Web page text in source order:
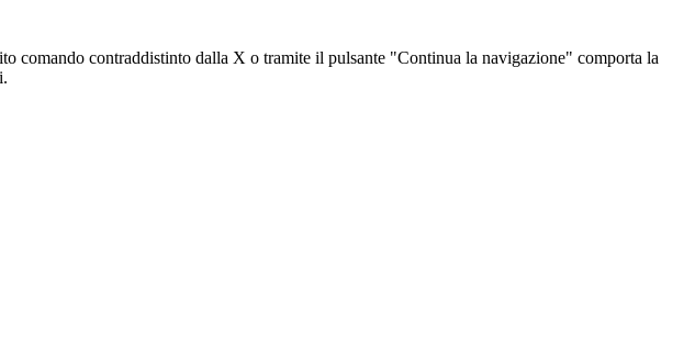
comando contraddistinto dalla X o tramite il pulsante "Continua la navigazione" comporta la